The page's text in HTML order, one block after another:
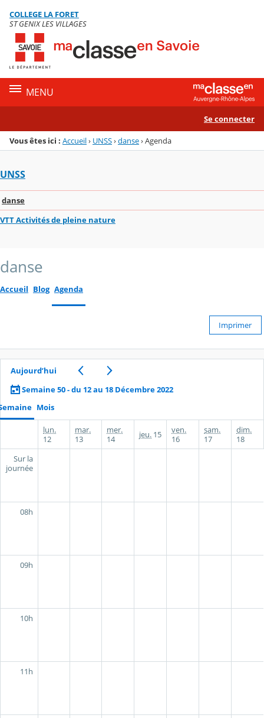
Menu de la rubrique
Contenu
COLLEGE LA FORET
ST GENIX LES VILLAGES
MENU
Se connecter
Vous êtes ici : Accueil› UNSS›danse›Agenda
UNSS
danse
VTT Activités de pleine nature
danse
Accueil Blog Agenda
Imprimer
Aujourd’hui
Semaine 50 - du 12 au 18 Décembre 2022
Mois
lun.
12
mar.
13
mer.
14
jeu. 15
ven.
16
sam.
17
dim.
18
Sur la
journée
08h
09h
10h
11h